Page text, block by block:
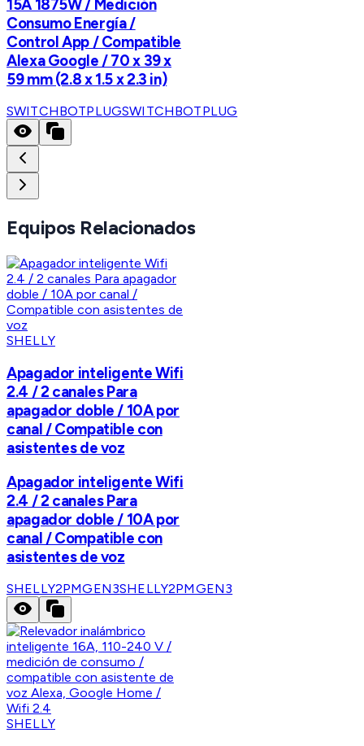
15A 1875W / Medición
Consumo Energía /
Control App / Compatible
Alexa Google / 70 x 39 x
59 mm (2.8 x 1.5 x 2.3 in)
SWITCHBOTPLUGSWITCHBOTPLUG
Equipos Relacionados
SHELLY
Apagador inteligente Wifi
2.4 / 2 canales Para
apagador doble / 10A por
canal / Compatible con
asistentes de voz
Apagador inteligente Wifi
2.4 / 2 canales Para
apagador doble / 10A por
canal / Compatible con
asistentes de voz
SHELLY2PMGEN3SHELLY2PMGEN3
SHELLY